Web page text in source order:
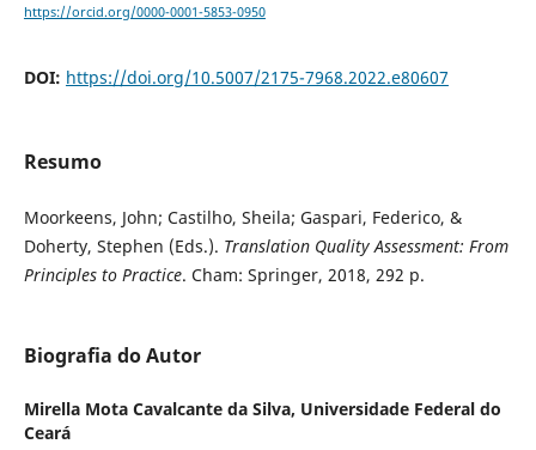
https://orcid.org/0000-0001-5853-0950
DOI: https://doi.org/10.5007/2175-7968.2022.e80607
Resumo
Moorkeens, John; Castilho, Sheila; Gaspari, Federico, &
Doherty, Stephen (Eds.). Translation Quality Assessment: From
Principles to Practice. Cham: Springer, 2018, 292 p.
Biografia do Autor
Mirella Mota Cavalcante da Silva, Universidade Federal do
Ceará